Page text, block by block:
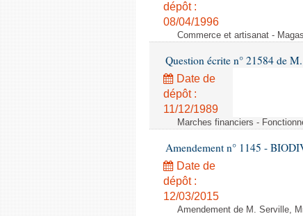
dépôt :
08/04/1996
Commerce et artisanat -
Question écrite n° 21584 de
Date de
dépôt :
11/12/1989
Marches financiers -
Amendement n° 1145 -
Date de
dépôt :
12/03/2015
Amendement de M. Serville,